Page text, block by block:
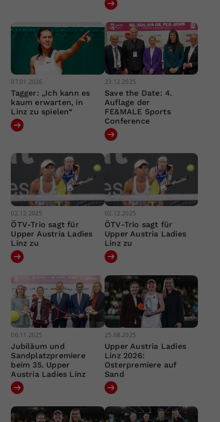
07.01.2026
Tagger: „Ich kann es
kaum erwarten, in
Linz zu spielen“
23.12.2025
Save the Date: 4.
Auflage der
FE&MALE Sports
Conference
02.12.2025
ÖTV-Trio sagt für
Upper Austria Ladies
Linz zu
02.12.2025
ÖTV-Trio sagt für
Upper Austria Ladies
Linz zu
06.11.2025
Jubiläum und
Sandplatzpremiere
beim 35. Upper
Austria Ladies Linz
25.08.2025
Upper Austria Ladies
Linz 2026:
Osterpremiere auf
Sand